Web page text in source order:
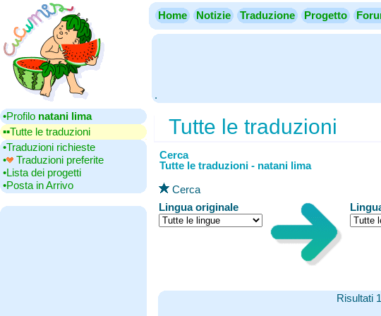
Home Notizie Traduzione Progetto
.
•‎Profilo natani lima
▪▪‎Tutte le traduzioni
•‎Traduzioni richieste
•‎
Traduzioni preferite
•‎Lista dei progetti
•‎Posta in Arrivo
Tutte le traduzioni
Cerca
Tutte le traduzioni - natani lima
Cerca
Lingua originale
Risultati